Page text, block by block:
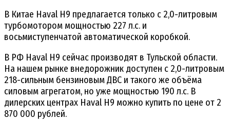
В Китае Haval H9 предлагается только с 2,0-литровым
турбомотором мощностью 227 л.с. и
восьмиступенчатой автоматической коробкой.
В РФ Haval H9 сейчас производят в Тульской области.
На нашем рынке внедорожник доступен с 2,0-литровым
218-сильным бензиновым ДВС и такого же объёма
силовым агрегатом, но уже мощностью 190 л.с. В
дилерских центрах Haval H9 можно купить по цене от 2
870 000 рублей.